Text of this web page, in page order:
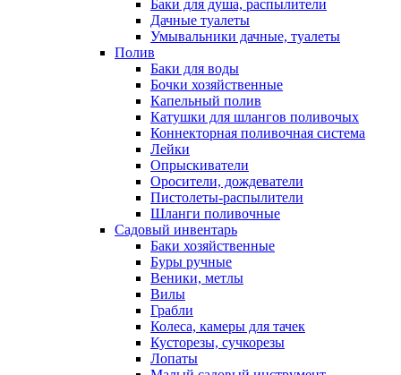
Баки для душа, распылители
Дачные туалеты
Умывальники дачные, туалеты
Полив
Баки для воды
Бочки хозяйственные
Капельный полив
Катушки для шлангов поливочых
Коннекторная поливочная система
Лейки
Опрыскиватели
Оросители, дождеватели
Пистолеты-распылители
Шланги поливочные
Садовый инвентарь
Баки хозяйственные
Буры ручные
Веники, метлы
Вилы
Грабли
Колеса, камеры для тачек
Кусторезы, сучкорезы
Лопаты